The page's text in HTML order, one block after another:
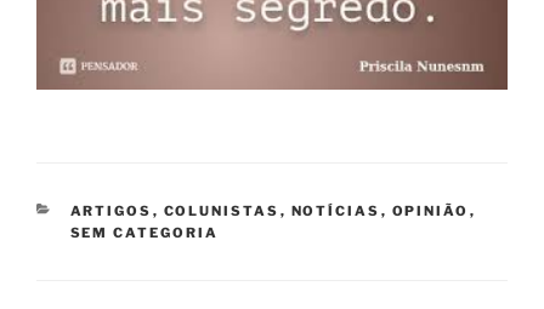
CATEGORIAS
ARTIGOS , COLUNISTAS , NOTÍCIAS , OPINIÃO ,
SEM CATEGORIA